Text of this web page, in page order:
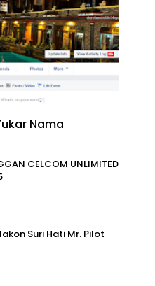
Nama
CELCOM UNLIMITED
Suri Hati Mr. Pilot